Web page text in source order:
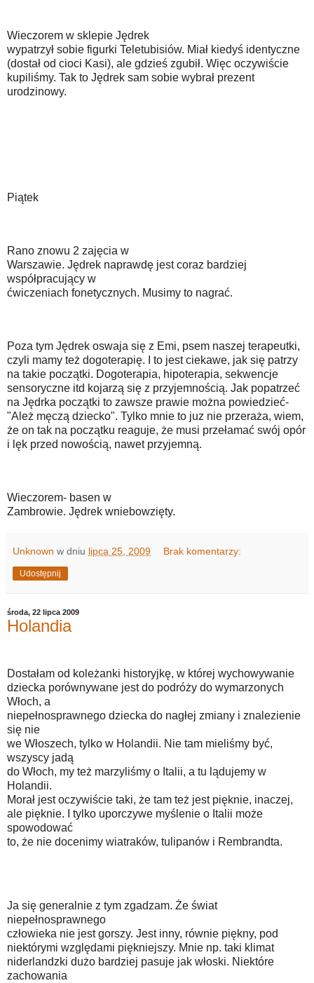
Wieczorem w sklepie Jędrek
wypatrzył sobie figurki Teletubisiów. Miał kiedyś identyczne
(dostał od cioci Kasi), ale gdzieś zgubił. Więc oczywiście
kupiliśmy. Tak to Jędrek sam sobie wybrał prezent
urodzinowy.
Piątek
Rano znowu 2 zajęcia w
Warszawie. Jędrek naprawdę jest coraz bardziej
współpracujący w
ćwiczeniach fonetycznych. Musimy to nagrać.
Poza tym Jędrek oswaja się z Emi, psem naszej terapeutki,
czyli mamy też dogoterapię. I to jest ciekawe, jak się patrzy
na takie początki. Dogoterapia, hipoterapia, sekwencje
sensoryczne itd kojarzą się z przyjemnością. Jak popatrzeć
na Jędrka początki to zawsze prawie można powiedzieć-
"Ależ męczą dziecko". Tylko mnie to juz nie przeraża, wiem,
że on tak na początku reaguje, że musi przełamać swój opór
i lęk przed nowością, nawet przyjemną.
Wieczorem- basen w
Zambrowie. Jędrek wniebowzięty.
Unknown w dniu lipca 25, 2009 Brak komentarzy:
Udostępnij
środa, 22 lipca 2009
Holandia
Dostałam od koleżanki historyjkę, w której wychowywanie
dziecka porównywane jest do podróży do wymarzonych
Włoch, a
niepełnosprawnego dziecka do nagłej zmiany i znalezienie
się nie
we Włoszech, tylko w Holandii. Nie tam mieliśmy być,
wszyscy jadą
do Włoch, my też marzyliśmy o Italii, a tu lądujemy w
Holandii.
Morał jest oczywiście taki, że tam też jest pięknie, inaczej,
ale pięknie. I tylko uporczywe myślenie o Italii może
spowodować
to, że nie docenimy wiatraków, tulipanów i Rembrandta.
Ja się generalnie z tym zgadzam. Że świat
niepełnosprawnego
człowieka nie jest gorszy. Jest inny, równie piękny, pod
niektórymi względami piękniejszy. Mnie np. taki klimat
niderlandzki dużo bardziej pasuje jak włoski. Niektóre
zachowania